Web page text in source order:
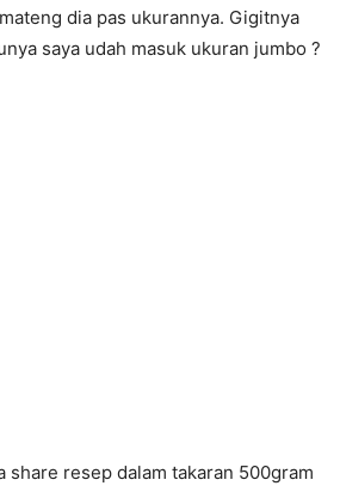
dia pas ukurannya. Gigitnya
saya udah masuk ukuran jumbo ?
share resep dalam takaran 500gram